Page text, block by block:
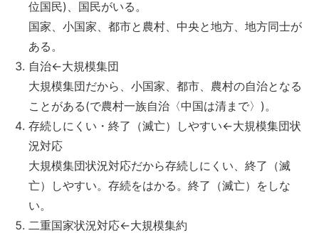
位国民)、国民がいる。
国家、小国家、都市と農村、中央と地方、地方同士が
ある。
自治←大規模集団
大規模集団だから、小国家、都市、農村の自治となる
ことがある(で農村一族自治〈中国は清まで〉)。
存続しにくい・終了（滅亡）しやすい←大規模集団状
況対応
大規模集団状況対応だから存続しにくい、終了（滅
亡）しやすい。存続をはかる。終了（滅亡）をしな
い。
二重国家状況対応←大規模集約